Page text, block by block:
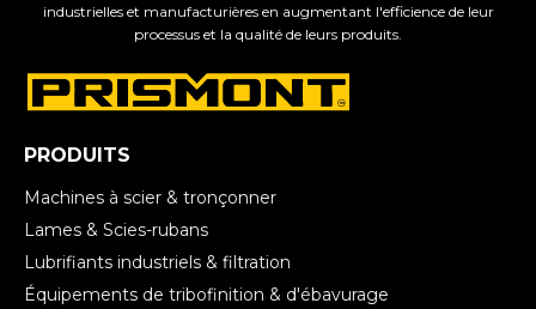
industrielles et manufacturières en augmentant l'efficience de leur
processus et la qualité de leurs produits.
PRODUITS
Machines à scier & tronçonner
Lames & Scies-rubans
Lubrifiants industriels & filtration
Équipements de tribofinition & d'ébavurage